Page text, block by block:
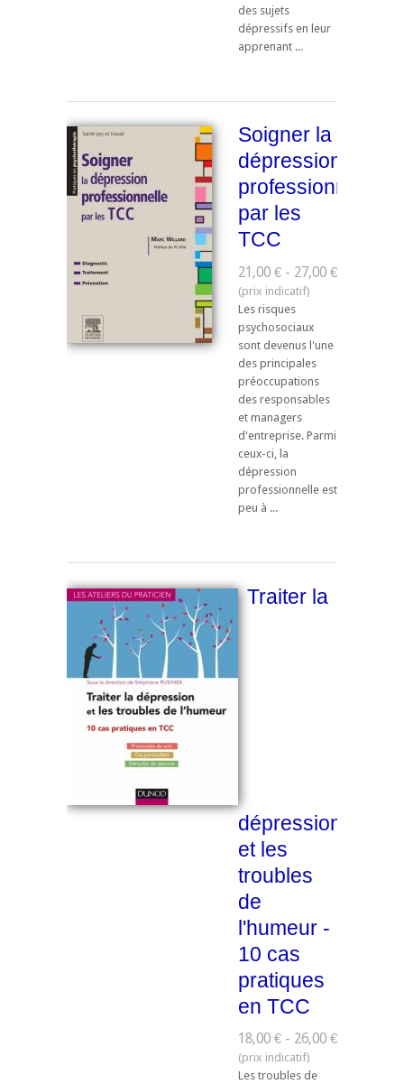
des sujets
dépressifs en leur
apprenant ...
Soigner la
dépression
professionnelle
par les
TCC
21,00 € - 27,00 €
Les risques
psychosociaux
sont devenus l'une
des principales
préoccupations
des responsables
et managers
d'entreprise. Parmi
ceux-ci, la
dépression
professionnelle est
peu à ...
Traiter la
dépression
et les
troubles
de
l'humeur -
10 cas
pratiques
en TCC
18,00 € - 26,00 €
Les troubles de